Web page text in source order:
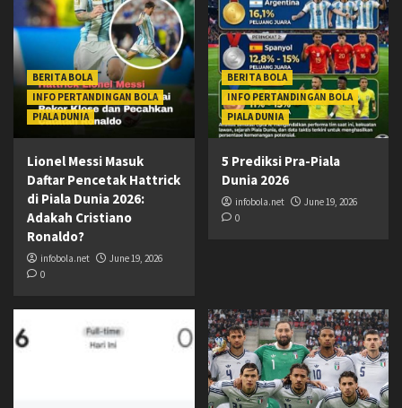
BERITA BOLA
INFO PERTANDINGAN BOLA
PIALA DUNIA
Lionel Messi Masuk
Daftar Pencetak Hattrick
di Piala Dunia 2026:
Adakah Cristiano
Ronaldo?
infobola.net
June 19, 2026
0
BERITA BOLA
INFO PERTANDINGAN BOLA
PIALA DUNIA
5 Prediksi Pra-Piala
Dunia 2026
infobola.net
June 19, 2026
0